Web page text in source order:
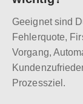
Geeignet sind
Fehlerquote,
Vorgang,
Prozessziel.